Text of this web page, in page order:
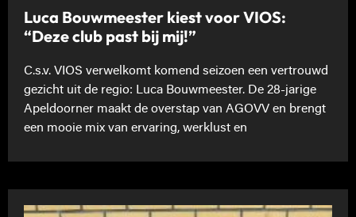
Luca Bouwmeester kiest voor VIOS:
“Deze club past bij mij!”
C.s.v. VIOS verwelkomt komend seizoen een vertrouwd
gezicht uit de regio: Luca Bouwmeester. De 28-jarige
Apeldoorner maakt de overstap van AGOVV en brengt
een mooie mix van ervaring, werklust en